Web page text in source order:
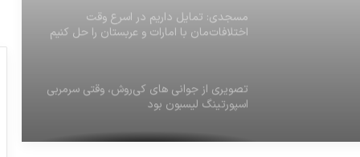
‏احمدعراقچی معاون ارزی بانک مرکزی شد